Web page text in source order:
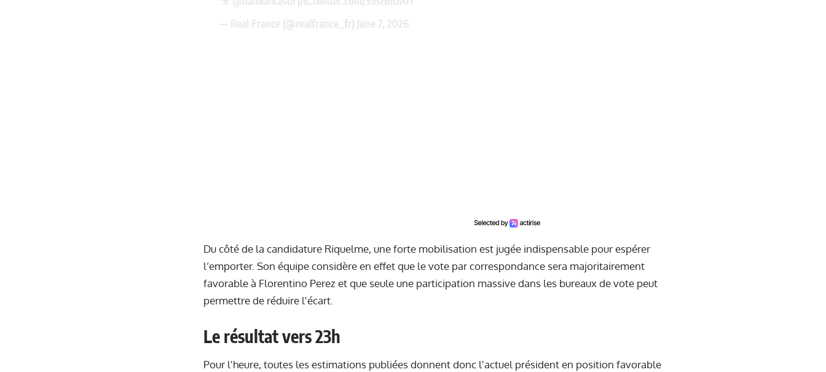
Du côté de la candidature Riquelme, une forte mobilisation est jugée indispensable pour espérer
l’emporter. Son équipe considère en effet que le vote par correspondance sera majoritairement
favorable à Florentino Perez et que seule une participation massive dans les bureaux de vote peut
permettre de réduire l'écart.
Le résultat vers 23h
Pour l'heure, toutes les estimations publiées donnent donc l'actuel président en position favorable